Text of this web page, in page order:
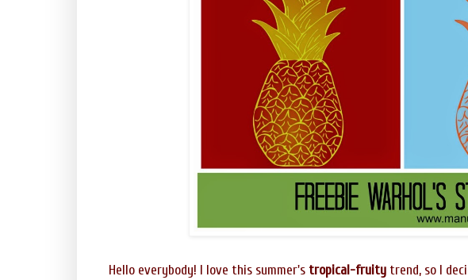
Hello everybody! I love this summer's tropical-fruity trend, so I